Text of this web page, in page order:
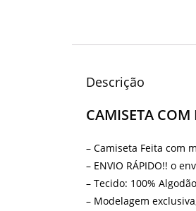
Descrição
CAMISETA
– Camiseta Feita com
– ENVIO RÁPIDO!! o
– Tecido: 100%
– Modelagem